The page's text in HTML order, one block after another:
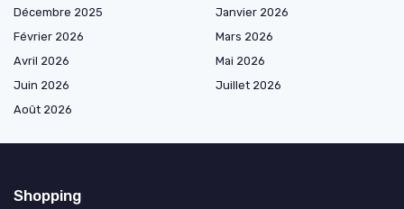
Décembre 2025
Janvier 2026
Février 2026
Mars 2026
Avril 2026
Mai 2026
Juin 2026
Juillet 2026
Août 2026
Shopping